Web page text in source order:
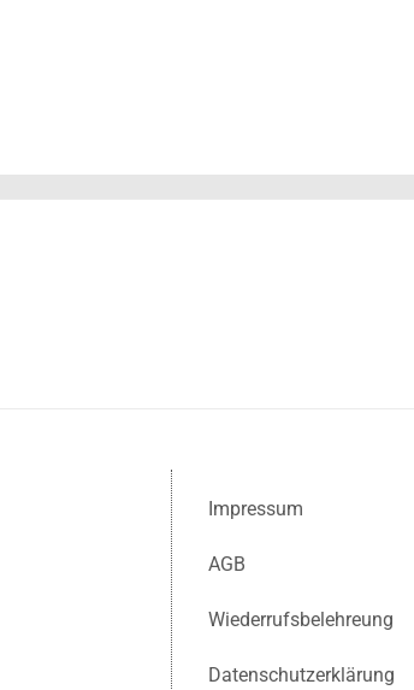
Impressum
AGB
Wiederrufsbelehreung
Datenschutzerklärung